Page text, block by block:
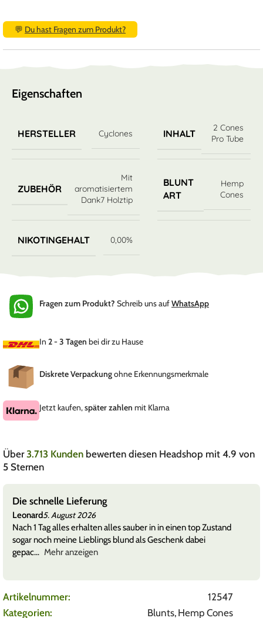
💬 Du hast Fragen zum Produkt?
Eigenschaften
HERSTELLER Cyclones INHALT
2 Cones
Pro Tube
ZUBEHÖR
Mit
aromatisiertem
Dank7 Holztip
BLUNT
ART
Hemp
Cones
NIKOTINGEHALT 0,00%
Fragen zum Produkt? Schreib uns aufWhatsApp
In 2 - 3 Tagen bei dir zu Hause
Diskrete Verpackungohne Erkennungsmerkmale
Jetzt kaufen,später zahlen mit Klarna
Über3.713 Kunden bewerten diesen Headshop mit 4.9 von
5 Sternen
Die schnelle Lieferung
Leonard5. August 2026
Nach 1 Tag alles erhalten alles sauber in in einen top Zustand
sogar noch meine Lieblings blund als Geschenk dabei
gepac
Mehr anzeigen
Artikelnummer:
12547
Kategorien:
Blunts, Hemp Cones